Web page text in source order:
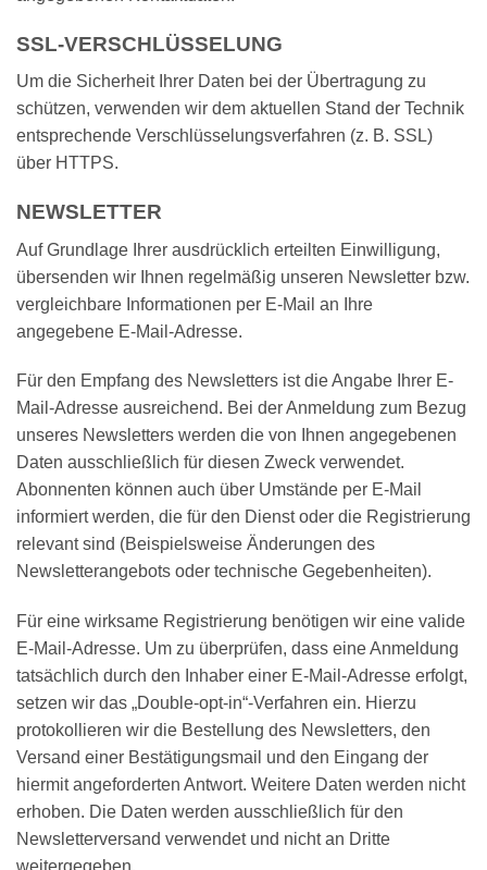
SSL-VERSCHLÜSSELUNG
Um die Sicherheit Ihrer Daten bei der Übertragung zu
schützen, verwenden wir dem aktuellen Stand der Technik
entsprechende Verschlüsselungsverfahren (z. B. SSL)
über HTTPS.
NEWSLETTER
Auf Grundlage Ihrer ausdrücklich erteilten Einwilligung,
übersenden wir Ihnen regelmäßig unseren Newsletter bzw.
vergleichbare Informationen per E-Mail an Ihre
angegebene E-Mail-Adresse.
Für den Empfang des Newsletters ist die Angabe Ihrer E-
Mail-Adresse ausreichend. Bei der Anmeldung zum Bezug
unseres Newsletters werden die von Ihnen angegebenen
Daten ausschließlich für diesen Zweck verwendet.
Abonnenten können auch über Umstände per E-Mail
informiert werden, die für den Dienst oder die Registrierung
relevant sind (Beispielsweise Änderungen des
Newsletterangebots oder technische Gegebenheiten).
Für eine wirksame Registrierung benötigen wir eine valide
E-Mail-Adresse. Um zu überprüfen, dass eine Anmeldung
tatsächlich durch den Inhaber einer E-Mail-Adresse erfolgt,
setzen wir das „Double-opt-in“-Verfahren ein. Hierzu
protokollieren wir die Bestellung des Newsletters, den
Versand einer Bestätigungsmail und den Eingang der
hiermit angeforderten Antwort. Weitere Daten werden nicht
erhoben. Die Daten werden ausschließlich für den
Newsletterversand verwendet und nicht an Dritte